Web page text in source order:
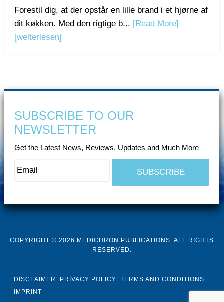
Forestil dig, at der opstår en lille brand i et hjørne af
dit køkken. Med den rigtige b... [Read More]
[weiterlesen]
SUBSCRIBE TO OUR
NEWSLETTER
Get the Latest News, Reviews, Updates and Much More
COPYRIGHT © 2026 MEDICHRON PUBLICATIONS. ALL RIGHTS
RESERVED.
DISCLAIMER PRIVACY POLICY
TERMS AND CONDITIONS
IMPRINT